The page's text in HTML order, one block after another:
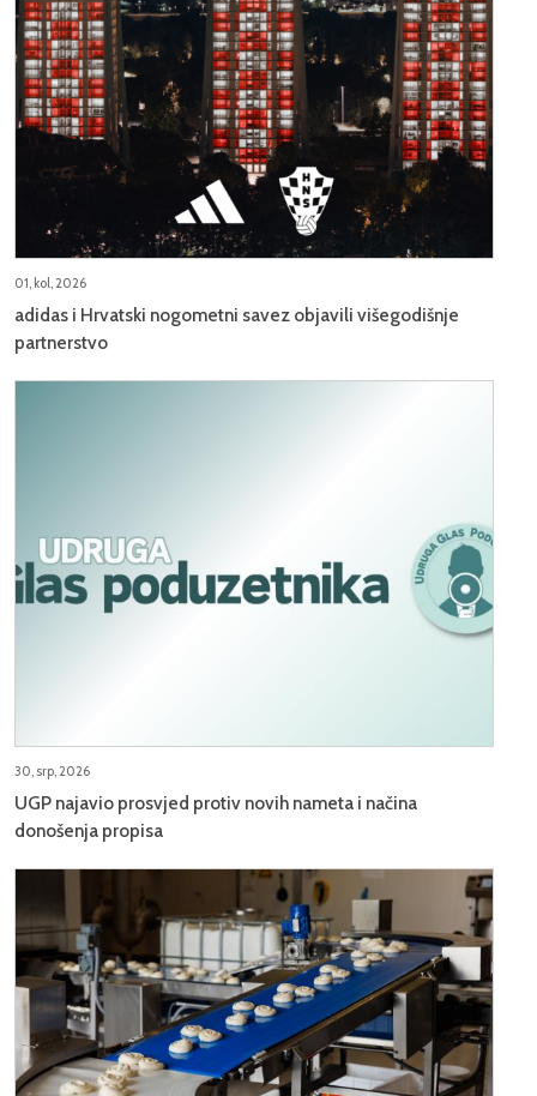
01, kol, 2026
adidas i Hrvatski nogometni savez objavili višegodišnje
partnerstvo
30, srp, 2026
UGP najavio prosvjed protiv novih nameta i načina
donošenja propisa